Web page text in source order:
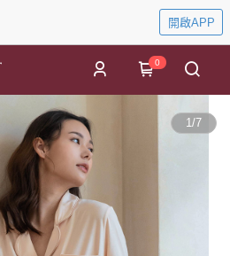
開啟APP
0
1/7